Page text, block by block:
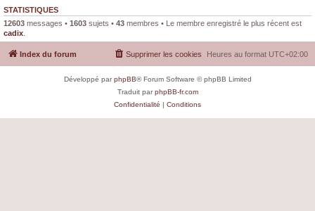
STATISTIQUES
12603 messages • 1603 sujets • 43 membres • Le membre enregistré le plus récent est
cadix
Index du forum Heures au format UTC+02:00
Supprimer les cookies
Développé parphpBB® Forum Software © phpBB Limited
Traduit parphpBB-fr.com
Confidentialité | Conditions